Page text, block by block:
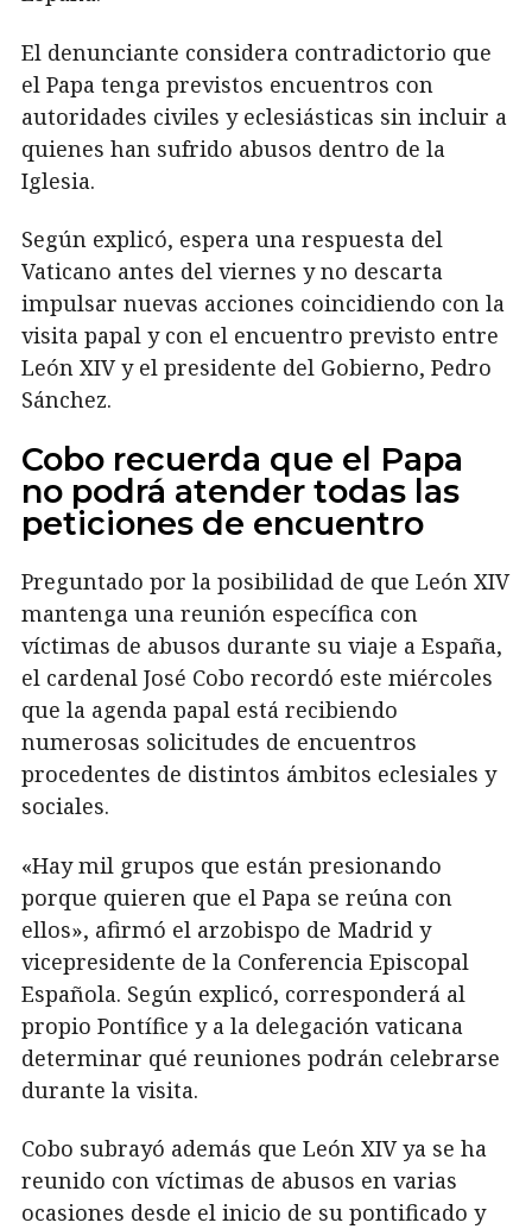
El denunciante considera contradictorio que
el Papa tenga previstos encuentros con
autoridades civiles y eclesiásticas sin incluir a
quienes han sufrido abusos dentro de la
Iglesia.
Según explicó, espera una respuesta del
Vaticano antes del viernes y no descarta
impulsar nuevas acciones coincidiendo con la
visita papal y con el encuentro previsto entre
León XIV y el presidente del Gobierno, Pedro
Sánchez.
Cobo recuerda que el Papa
no podrá atender todas las
peticiones de encuentro
Preguntado por la posibilidad de que León XIV
mantenga una reunión específica con
víctimas de abusos durante su viaje a España,
el cardenal José Cobo recordó este miércoles
que la agenda papal está recibiendo
numerosas solicitudes de encuentros
procedentes de distintos ámbitos eclesiales y
sociales.
«Hay mil grupos que están presionando
porque quieren que el Papa se reúna con
ellos», afirmó el arzobispo de Madrid y
vicepresidente de la Conferencia Episcopal
Española. Según explicó, corresponderá al
propio Pontífice y a la delegación vaticana
determinar qué reuniones podrán celebrarse
durante la visita.
Cobo subrayó además que León XIV ya se ha
reunido con víctimas de abusos en varias
ocasiones desde el inicio de su pontificado y